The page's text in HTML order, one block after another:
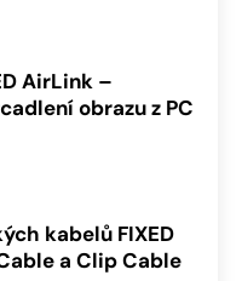
AirLink –
obrazu z PC
kabelů FIXED
a Clip Cable